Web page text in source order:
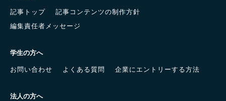
記事トップ
記事コンテンツの制作方針
編集責任者メッセージ
学生の方へ
お問い合わせ
よくある質問 企業にエントリーする方法
法人の方へ